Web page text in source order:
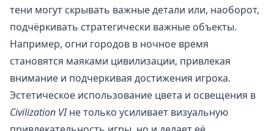
тени могут скрывать важные детали или, наоборот,
подчёркивать стратегически важные объекты.
Например, огни городов в ночное время
становятся маяками цивилизации, привлекая
внимание и подчеркивая достижения игрока.
Эстетическое использование цвета и освещения в
Civilization VIне только усиливает визуальную